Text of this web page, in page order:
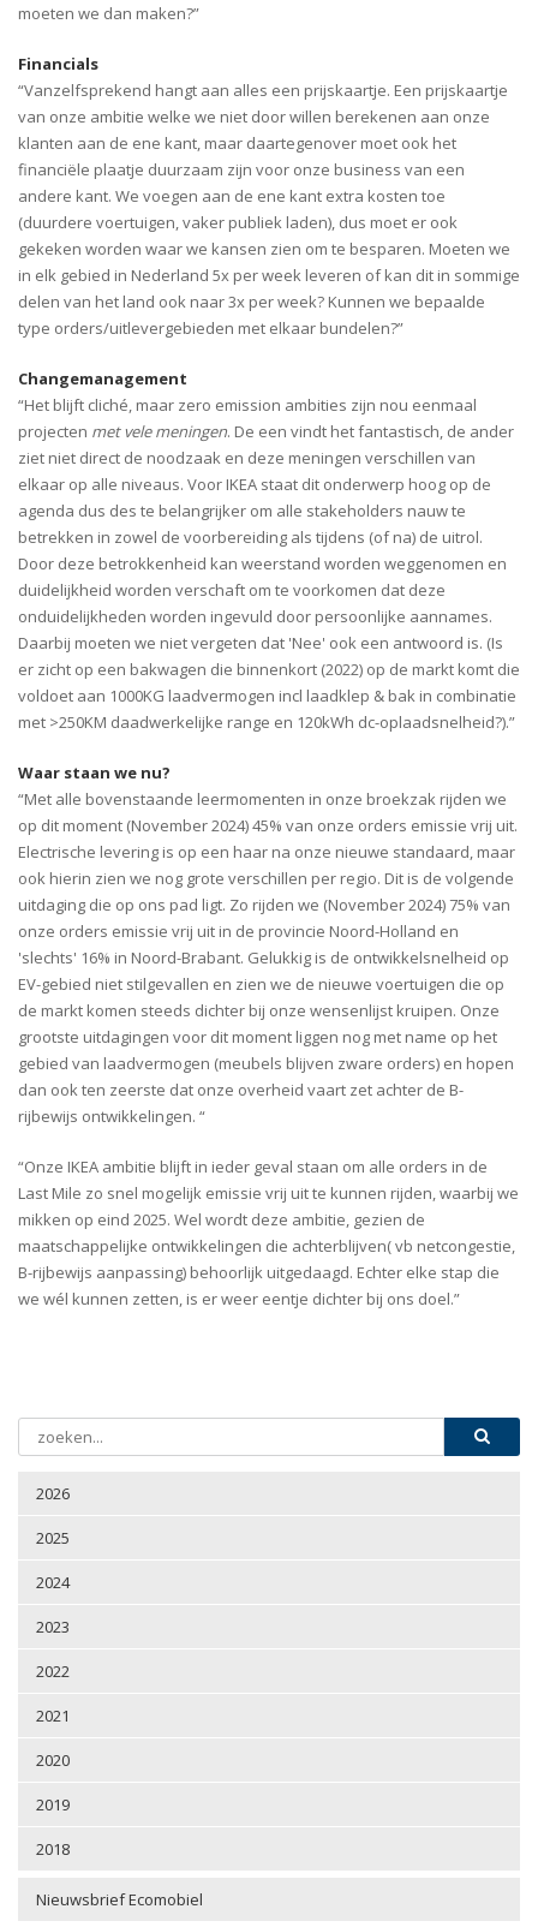
2026
2025
2024
2023
2022
2021
2020
2019
2018
Nieuwsbrief Ecomobiel
moeten we dan maken?”
Financials
“Vanzelfsprekend hangt aan alles een prijskaartje. Een prijskaartje
van onze ambitie welke we niet door willen berekenen aan onze
klanten aan de ene kant, maar daartegenover moet ook het
financiële plaatje duurzaam zijn voor onze business van een
andere kant. We voegen aan de ene kant extra kosten toe
(duurdere voertuigen, vaker publiek laden), dus moet er ook
gekeken worden waar we kansen zien om te besparen. Moeten we
in elk gebied in Nederland 5x per week leveren of kan dit in sommige
delen van het land ook naar 3x per week? Kunnen we bepaalde
type orders/uitlevergebieden met elkaar bundelen?”
Changemanagement
“Het blijft cliché, maar zero emission ambities zijn nou eenmaal
projecten met vele meningen. De een vindt het fantastisch, de ander
ziet niet direct de noodzaak en deze meningen verschillen van
elkaar op alle niveaus. Voor IKEA staat dit onderwerp hoog op de
agenda dus des te belangrijker om alle stakeholders nauw te
betrekken in zowel de voorbereiding als tijdens (of na) de uitrol.
Door deze betrokkenheid kan weerstand worden weggenomen en
duidelijkheid worden verschaft om te voorkomen dat deze
onduidelijkheden worden ingevuld door persoonlijke aannames.
Daarbij moeten we niet vergeten dat 'Nee' ook een antwoord is. (Is
er zicht op een bakwagen die binnenkort (2022) op de markt komt die
voldoet aan 1000KG laadvermogen incl laadklep & bak in combinatie
met >250KM daadwerkelijke range en 120kWh dc-oplaadsnelheid?).”
Waar staan we nu?
“Met alle bovenstaande leermomenten in onze broekzak rijden we
op dit moment (November 2024) 45% van onze orders emissie vrij uit.
Electrische levering is op een haar na onze nieuwe standaard, maar
ook hierin zien we nog grote verschillen per regio. Dit is de volgende
uitdaging die op ons pad ligt. Zo rijden we (November 2024) 75% van
onze orders emissie vrij uit in de provincie Noord-Holland en
'slechts' 16% in Noord-Brabant. Gelukkig is de ontwikkelsnelheid op
EV-gebied niet stilgevallen en zien we de nieuwe voertuigen die op
de markt komen steeds dichter bij onze wensenlijst kruipen. Onze
grootste uitdagingen voor dit moment liggen nog met name op het
gebied van laadvermogen (meubels blijven zware orders) en hopen
dan ook ten zeerste dat onze overheid vaart zet achter de B-
rijbewijs ontwikkelingen. “
“Onze IKEA ambitie blijft in ieder geval staan om alle orders in de
Last Mile zo snel mogelijk emissie vrij uit te kunnen rijden, waarbij we
mikken op eind 2025. Wel wordt deze ambitie, gezien de
maatschappelijke ontwikkelingen die achterblijven( vb netcongestie,
B-rijbewijs aanpassing) behoorlijk uitgedaagd. Echter elke stap die
we wél kunnen zetten, is er weer eentje dichter bij ons doel.”